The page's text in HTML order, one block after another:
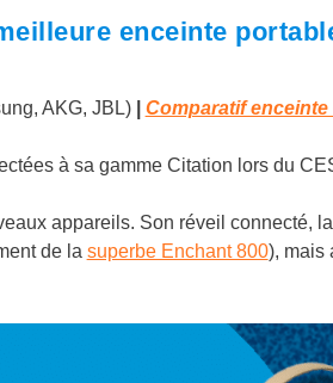
enceinte
AKG, JBL) Comparatif
à sa gamme Citation lors du
appareils. Son réveil connecté, la
de la superbe Enchant 800), mais